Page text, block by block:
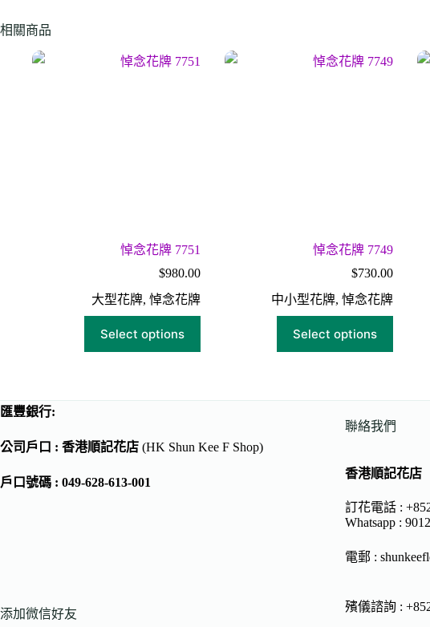
相關商品
悼念花牌 7751
$980.00
大型花牌, 悼念花牌
Select options
悼念花牌 7749
$730.00
中小型花牌, 悼念花牌
Select options
匯豐銀行:
公司戶口 : 香港順記花店 (HK Shun Kee F Shop)
戶口號碼 : 049-628-613-001
添加微信好友
聯絡我們
香港順記花店
訂花電話 :
Whatsapp :
電郵 :
殯儀諮詢 :